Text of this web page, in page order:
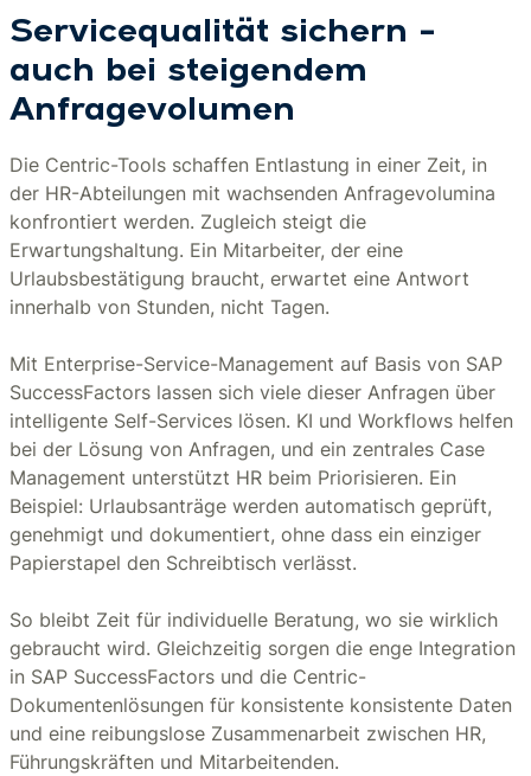
Servicequalität sichern –
auch bei steigendem
Anfragevolumen
Die Centric-Tools schaffen Entlastung in einer Zeit, in
der HR-Abteilungen mit wachsenden Anfragevolumina
konfrontiert werden. Zugleich steigt die
Erwartungshaltung. Ein Mitarbeiter, der eine
Urlaubsbestätigung braucht, erwartet eine Antwort
innerhalb von Stunden, nicht Tagen.
Mit Enterprise-Service-Management auf Basis von SAP
SuccessFactors lassen sich viele dieser Anfragen über
intelligente Self-Services lösen. KI und Workflows helfen
bei der Lösung von Anfragen, und ein zentrales Case
Management unterstützt HR beim Priorisieren. Ein
Beispiel: Urlaubsanträge werden automatisch geprüft,
genehmigt und dokumentiert, ohne dass ein einziger
Papierstapel den Schreibtisch verlässt.
So bleibt Zeit für individuelle Beratung, wo sie wirklich
gebraucht wird. Gleichzeitig sorgen die enge Integration
in SAP SuccessFactors und die Centric-
Dokumentenlösungen für konsistente konsistente Daten
und eine reibungslose Zusammenarbeit zwischen HR,
Führungskräften und Mitarbeitenden.